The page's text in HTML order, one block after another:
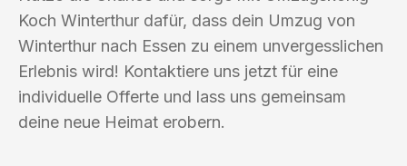
Koch Winterthur dafür, dass dein Umzug von
Winterthur nach Essen zu einem unvergesslichen
Erlebnis wird! Kontaktiere uns jetzt für eine
individuelle Offerte und lass uns gemeinsam
deine neue Heimat erobern.